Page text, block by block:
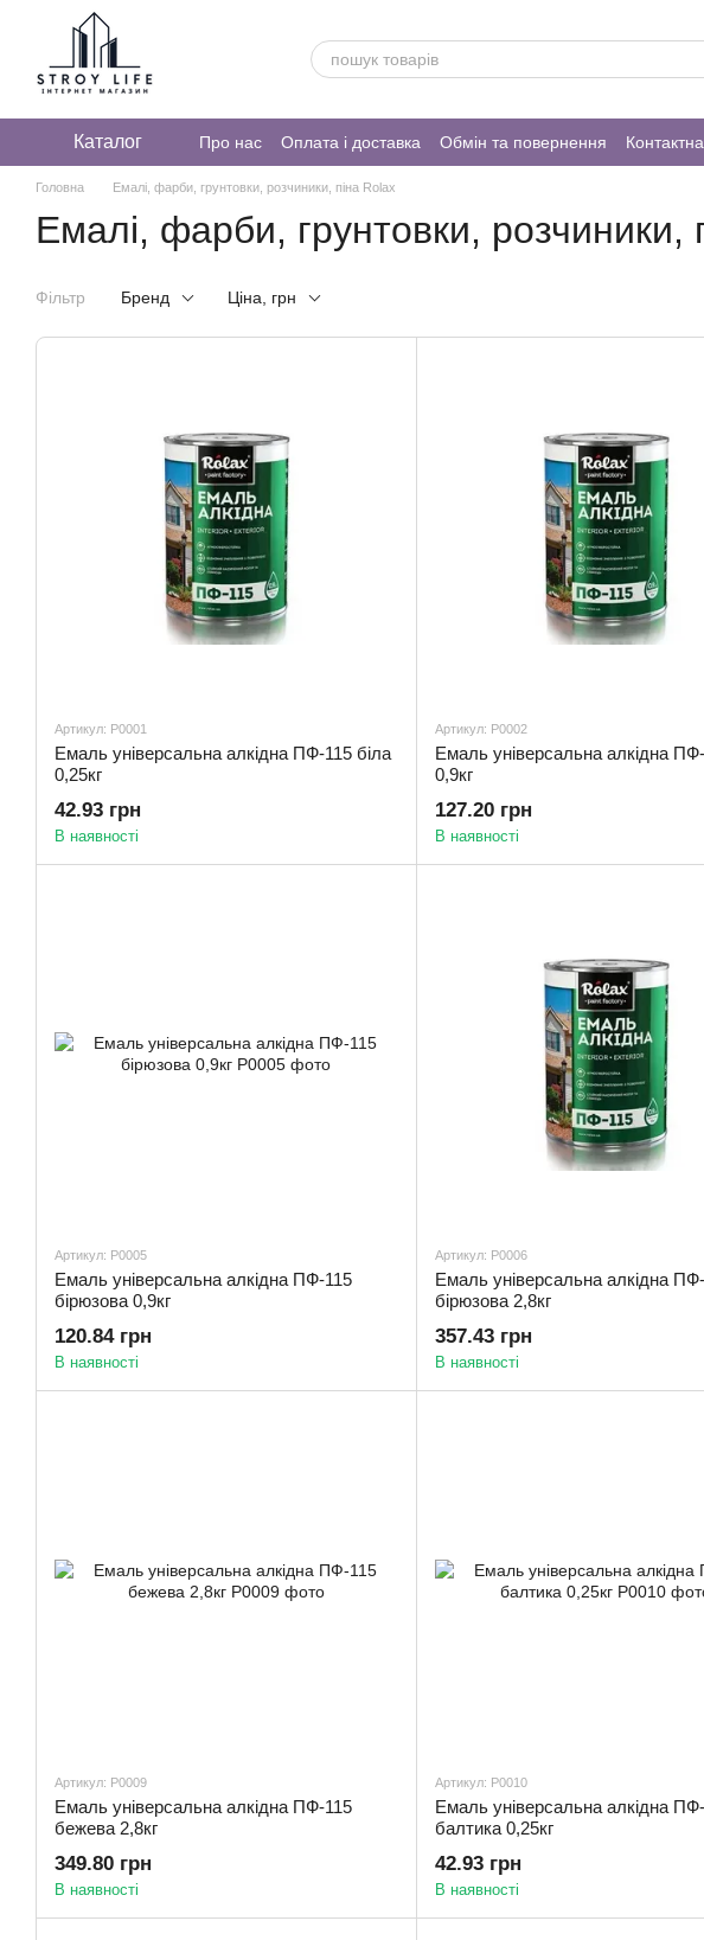
Перейти до основного контенту
Каталог Про нас Оплата і доставка Обмін та повернення
Головна Емалі, фарби, грунтовки, розчиники, піна Rolax
Емалі, фарби, грунтовки, розчиники,
Фільтр Бренд Ціна, грн
Артикул: Р0001
Емаль універсальна алкідна ПФ-115 біла
0,25кг
42.93 грн
В наявності
Артикул: Р0002
Емаль універсальна алкідна
0,9кг
127.20 грн
В наявності
Артикул: Р0005
Емаль універсальна алкідна ПФ-115
бірюзова 0,9кг
120.84 грн
В наявності
Артикул: Р0006
Емаль універсальна алкідна
бірюзова 2,8кг
357.43 грн
В наявності
Артикул: Р0009
Емаль універсальна алкідна ПФ-115
бежева 2,8кг
349.80 грн
В наявності
Артикул: Р0010
Емаль універсальна алкідна
балтика 0,25кг
42.93 грн
В наявності